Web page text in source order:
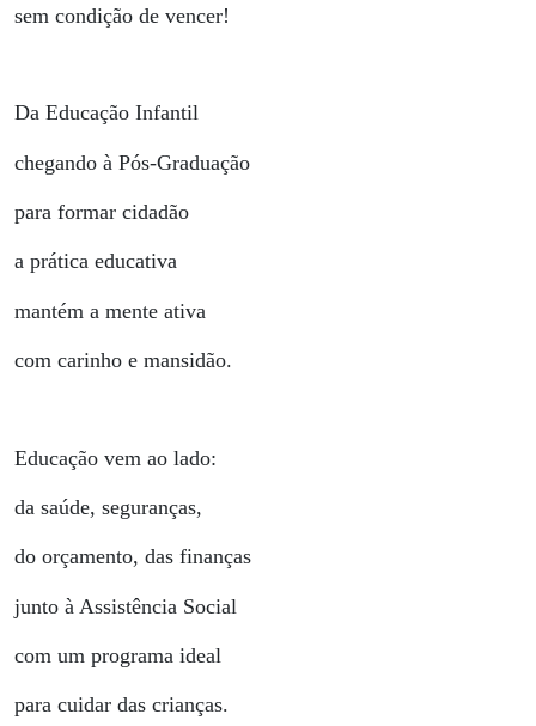
sem condição de vencer!
Da Educação Infantil
chegando à Pós-Graduação
para formar cidadão
a prática educativa
mantém a mente ativa
com carinho e mansidão.
Educação vem ao lado:
da saúde, seguranças,
do orçamento, das finanças
junto à Assistência Social
com um programa ideal
para cuidar das crianças.